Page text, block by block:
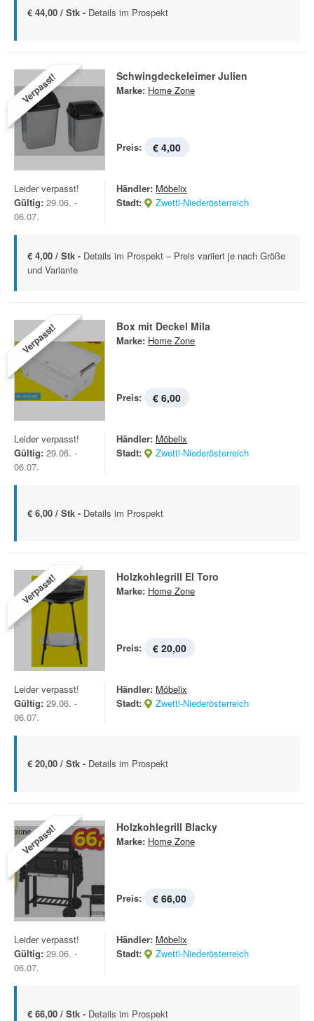
€ 44,00 / Stk - Details im Prospekt
Verpasst! Schwingdeckeleimer Julien
Marke: Home Zone
Preis: € 4,00
Leider verpasst!
Gültig: 29.06. -
06.07.
Händler: Möbelix
Stadt:
Zwettl-Niederösterreich
€ 4,00 / Stk - Details im Prospekt – Preis variiert je nach Größe
und Variante
Verpasst! Box mit Deckel Mila
Marke: Home Zone
Preis: € 6,00
Leider verpasst!
Gültig: 29.06. -
06.07.
Händler: Möbelix
Stadt:
Zwettl-Niederösterreich
€ 6,00 / Stk - Details im Prospekt
Verpasst! Holzkohlegrill El Toro
Marke: Home Zone
Preis: € 20,00
Leider verpasst!
Gültig: 29.06. -
06.07.
Händler: Möbelix
Stadt:
Zwettl-Niederösterreich
€ 20,00 / Stk - Details im Prospekt
Verpasst! Holzkohlegrill Blacky
Marke: Home Zone
Preis: € 66,00
Leider verpasst!
Gültig: 29.06. -
06.07.
Händler: Möbelix
Stadt:
Zwettl-Niederösterreich
€ 66,00 / Stk - Details im Prospekt